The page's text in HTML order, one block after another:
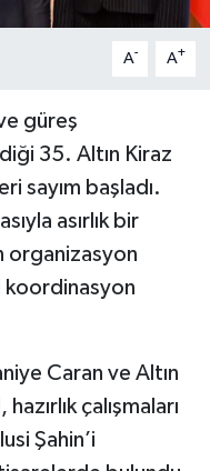
A- A+
güreş
35. Altın Kiraz
sayım başladı.
asırlık bir
organizasyon
koordinasyon
Caran ve Altın
çalışmaları
Şahin’i